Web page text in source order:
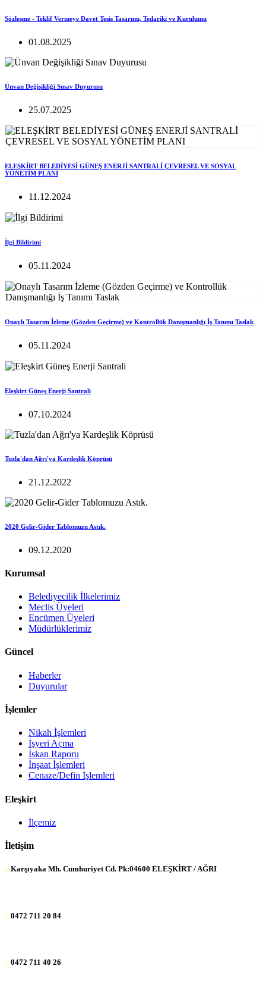
Sözleşme - Teklif Vermeye Davet Tesis Tasarımı, Tedariki ve Kurulumu
01.08.2025
Ünvan Değişikliği Sınav Duyurusu
25.07.2025
ELEŞKİRT BELEDİYESİ GÜNEŞ ENERJİ SANTRALİ ÇEVRESEL VE SOSYAL
YÖNETİM PLANI
11.12.2024
İlgi Bildirimi
05.11.2024
Onaylı Tasarım İzleme (Gözden Geçirme) ve Kontrollük Danışmanlığı İş Tanımı Taslak
05.11.2024
Eleşkirt Güneş Enerji Santrali
07.10.2024
Tuzla'dan Ağrı'ya Kardeşlik Köprüsü
21.12.2022
2020 Gelir-Gider Tablomuzu Astık.
09.12.2020
Kurumsal
Belediyecilik İlkelerimiz
Meclis Üyeleri
Encümen Üyeleri
Müdürlüklerimiz
Güncel
Haberler
Duyurular
İşlemler
Nikah İşlemleri
İşyeri Açma
İskan Raporu
İnşaat İşlemleri
Cenaze/Defin İşlemleri
Eleşkirt
İlçemiz
İletişim
: Karşıyaka Mh. Cumhuriyet Cd. Pk:04600 ELEŞKİRT / AĞRI
: 0472 711 20 84
: 0472 711 40 26